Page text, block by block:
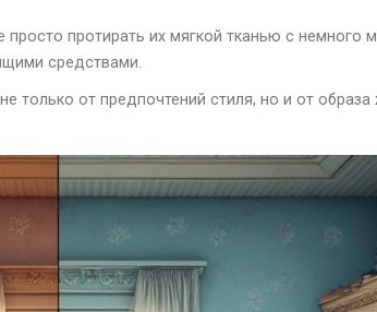
протирать их мягкой тканью с немного
средствами.
только от предпочтений стиля, но и от